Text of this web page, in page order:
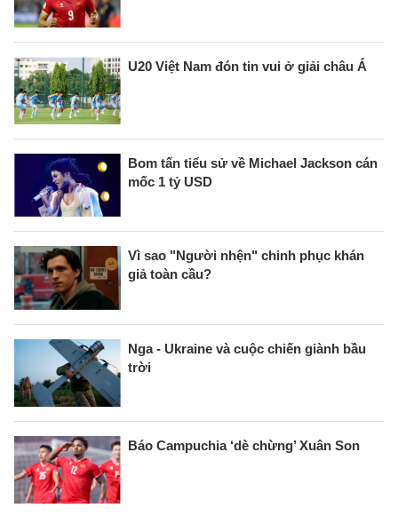
U20 Việt Nam đón tin vui ở giải châu Á
Bom tấn tiểu sử về Michael Jackson cán
mốc 1 tỷ USD
Vì sao "Người nhện" chinh phục khán
giả toàn cầu?
Nga - Ukraine và cuộc chiến giành bầu
trời
Báo Campuchia ‘dè chừng’ Xuân Son